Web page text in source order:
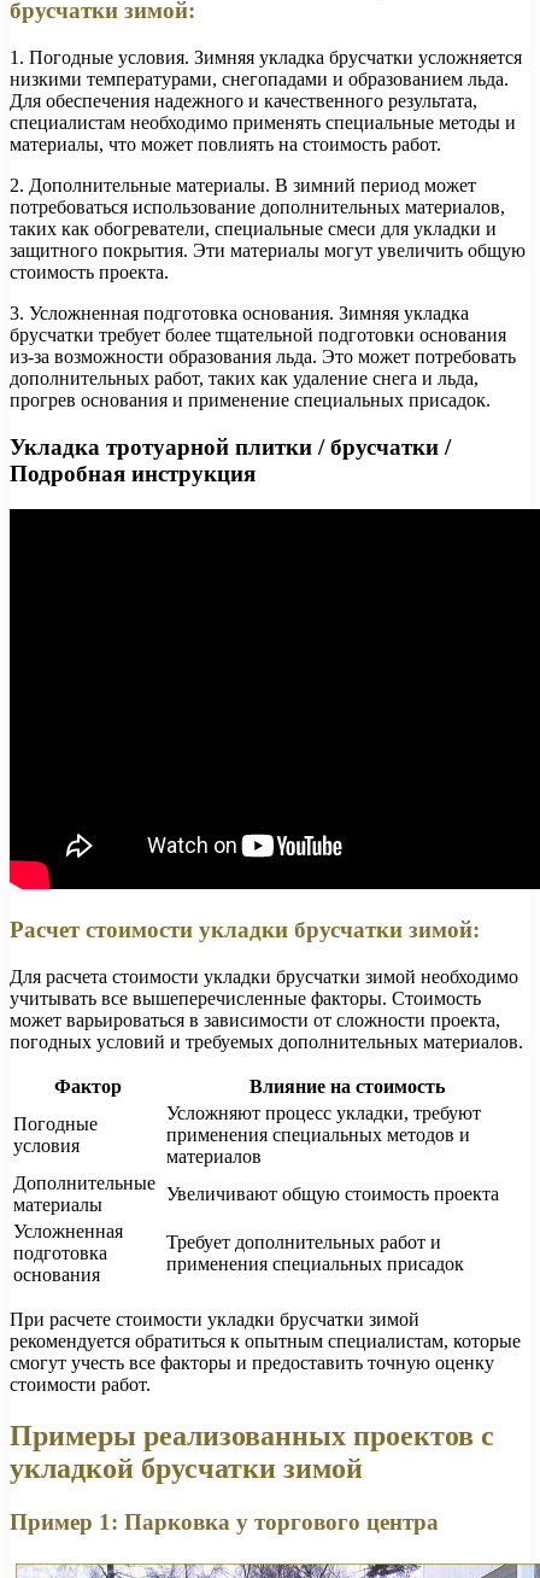
брусчатки зимой:
1. Погодные условия. Зимняя укладка брусчатки усложняется
низкими температурами, снегопадами и образованием льда.
Для обеспечения надежного и качественного результата,
специалистам необходимо применять специальные методы и
материалы, что может повлиять на стоимость работ.
2. Дополнительные материалы. В зимний период может
потребоваться использование дополнительных материалов,
таких как обогреватели, специальные смеси для укладки и
защитного покрытия. Эти материалы могут увеличить общую
стоимость проекта.
3. Усложненная подготовка основания. Зимняя укладка
брусчатки требует более тщательной подготовки основания
из-за возможности образования льда. Это может потребовать
дополнительных работ, таких как удаление снега и льда,
прогрев основания и применение специальных присадок.
Укладка тротуарной плитки / брусчатки /
Подробная инструкция
Расчет стоимости укладки брусчатки зимой:
Для расчета стоимости укладки брусчатки зимой необходимо
учитывать все вышеперечисленные факторы. Стоимость
может варьироваться в зависимости от сложности проекта,
погодных условий и требуемых дополнительных материалов.
Фактор
Влияние на стоимость
Погодные
условия
Усложняют процесс укладки, требуют
применения специальных методов и
материалов
Дополнительные
материалы
Увеличивают общую стоимость проекта
Усложненная
подготовка
основания
Требует дополнительных работ и
применения специальных присадок
При расчете стоимости укладки брусчатки зимой
рекомендуется обратиться к опытным специалистам, которые
смогут учесть все факторы и предоставить точную оценку
стоимости работ.
Примеры реализованных проектов с
укладкой брусчатки зимой
Пример 1: Парковка у торгового центра